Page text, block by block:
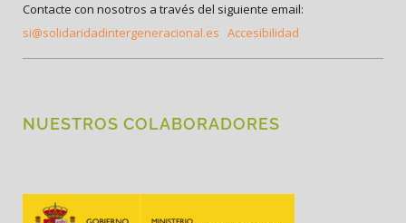
Contacte con nosotros a través del siguiente email:
si@solidaridadintergeneracional.es Accesibilidad
NUESTROS COLABORADORES